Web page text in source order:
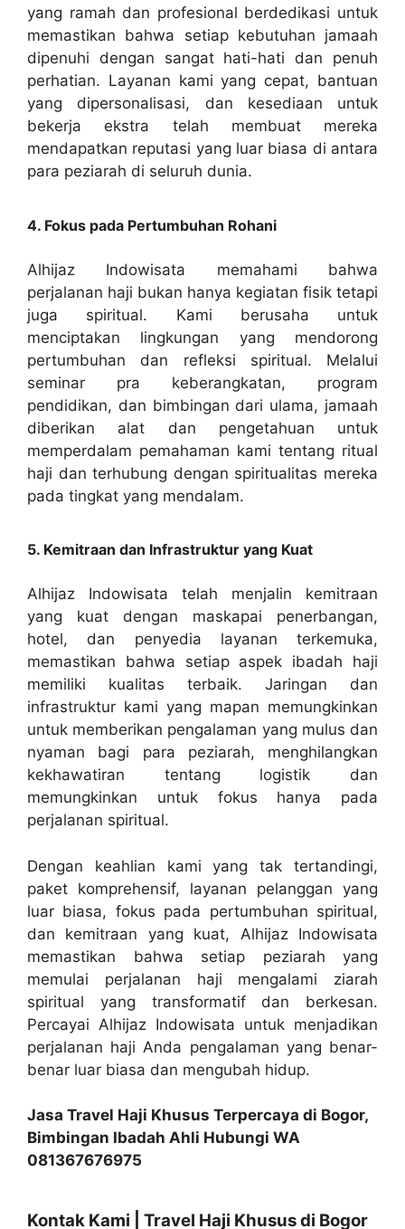
yang ramah dan profesional berdedikasi untuk
memastikan bahwa setiap kebutuhan jamaah
dipenuhi dengan sangat hati-hati dan penuh
perhatian. Layanan kami yang cepat, bantuan
yang dipersonalisasi, dan kesediaan untuk
bekerja ekstra telah membuat mereka
mendapatkan reputasi yang luar biasa di antara
para peziarah di seluruh dunia.
4. Fokus pada Pertumbuhan Rohani
Alhijaz Indowisata memahami bahwa
perjalanan haji bukan hanya kegiatan fisik tetapi
juga spiritual. Kami berusaha untuk
menciptakan lingkungan yang mendorong
pertumbuhan dan refleksi spiritual. Melalui
seminar pra keberangkatan, program
pendidikan, dan bimbingan dari ulama, jamaah
diberikan alat dan pengetahuan untuk
memperdalam pemahaman kami tentang ritual
haji dan terhubung dengan spiritualitas mereka
pada tingkat yang mendalam.
5. Kemitraan dan Infrastruktur yang Kuat
Alhijaz Indowisata telah menjalin kemitraan
yang kuat dengan maskapai penerbangan,
hotel, dan penyedia layanan terkemuka,
memastikan bahwa setiap aspek ibadah haji
memiliki kualitas terbaik. Jaringan dan
infrastruktur kami yang mapan memungkinkan
untuk memberikan pengalaman yang mulus dan
nyaman bagi para peziarah, menghilangkan
kekhawatiran tentang logistik dan
memungkinkan untuk fokus hanya pada
perjalanan spiritual.
Dengan keahlian kami yang tak tertandingi,
paket komprehensif, layanan pelanggan yang
luar biasa, fokus pada pertumbuhan spiritual,
dan kemitraan yang kuat, Alhijaz Indowisata
memastikan bahwa setiap peziarah yang
memulai perjalanan haji mengalami ziarah
spiritual yang transformatif dan berkesan.
Percayai Alhijaz Indowisata untuk menjadikan
perjalanan haji Anda pengalaman yang benar-
benar luar biasa dan mengubah hidup.
Jasa Travel Haji Khusus Terpercaya di Bogor,
Bimbingan Ibadah Ahli Hubungi WA
081367676975
Kontak Kami | Travel Haji Khusus di Bogor